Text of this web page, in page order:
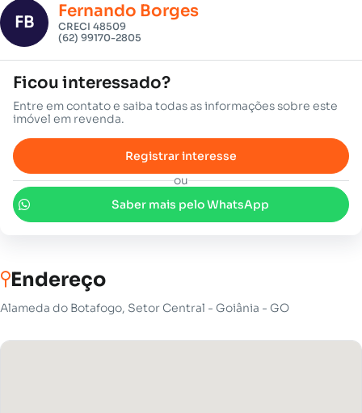
FB
Fernando Borges
CRECI 48509
(62) 99170-2805
Ficou interessado?
Entre em contato e saiba todas as informações sobre este
imóvel em revenda.
Registrar interesse
ou
Saber mais pelo WhatsApp
Endereço
Alameda do Botafogo, Setor Central - Goiânia - GO